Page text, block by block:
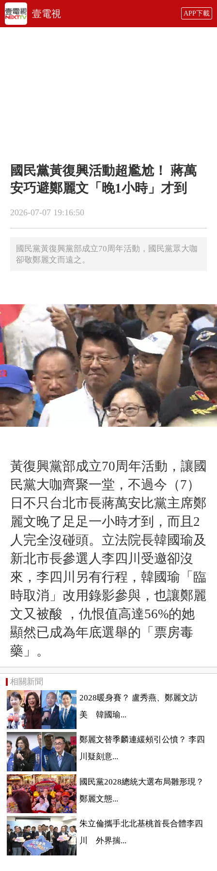
壹電視 APP下載
國民黨黃復興活動超尷尬！ 蔣萬
安巧避鄭麗文「晚1小時」才到
2026-07-07 19:16:50
國民黨黃復興黨部成立70周年活動，國民黨眾大咖
卻敬鄭麗文而遠之。
黃復興黨部成立70周年活動，讓國
民黨大咖齊聚一堂，不過今（7）
日不只台北市長蔣萬安比黨主席鄭
麗文晚了足足一小時才到，而且2
人完全沒碰頭。立法院長韓國瑜及
新北市長參選人李四川受邀卻沒
來，李四川另有行程，韓國瑜「臨
時取消」改用錄影參與，也讓鄭麗
文又被酸 ，仇恨值高達56%的她
顯然已成為年底選舉的「票房毒
藥」。
相關新聞
2028暖身賽？ 盧秀燕、鄭麗文訪
美 韓國瑜...
鄭麗文替季麟連緩頰引公憤？ 李四
川疑刻意...
國民黨2028總統大選布局雛形現？
鄭麗文態...
朱立倫攜手北北基桃首長合體李四
川 外界揣...